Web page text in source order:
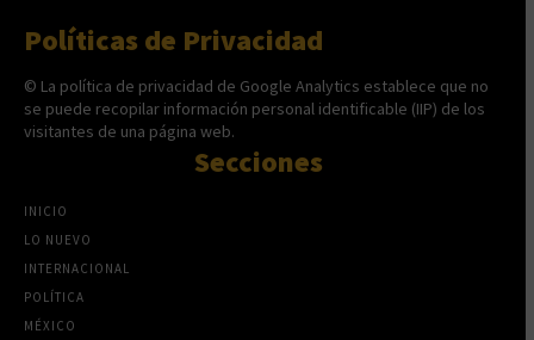
Políticas de Privacidad
© La política de privacidad de Google Analytics establece que no
se puede recopilar información personal identificable (IIP) de los
visitantes de una página web.
Secciones
INICIO
LO NUEVO
INTERNACIONAL
POLÍTICA
MÉXICO